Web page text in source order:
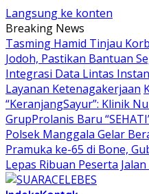
Langsung ke konten
Breaking News
Tasming Hamid Tinjau
Jodoh, Pastikan Bantuan
Integrasi Data Lintas
Layanan Ketenagakerjaan
“KeranjangSayur”: Klinik
GrupProlanis Baru
Polsek Manggala Gelar
Pramuka ke-65 di Bone,
Lepas Ribuan Peserta